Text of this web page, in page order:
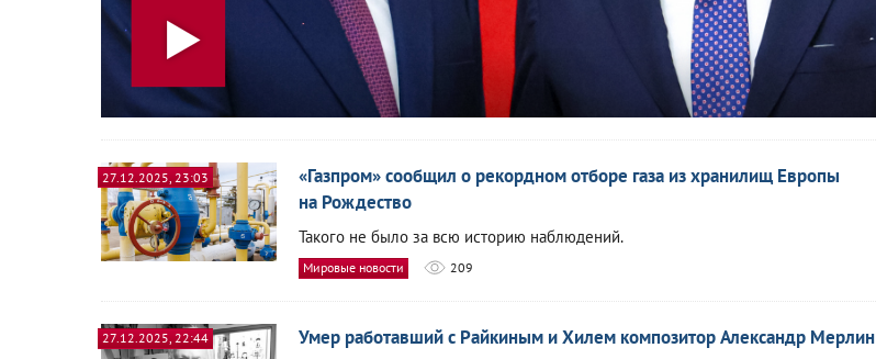
27.12.2025, 23:03
«Газпром» сообщил о рекордном отборе газа из хранилищ Европы
на Рождество
Такого не было за всю историю наблюдений.
Мировые новости 209
27.12.2025, 22:44 Умер работавший с Райкиным и Хилем композитор Александр Мерлин